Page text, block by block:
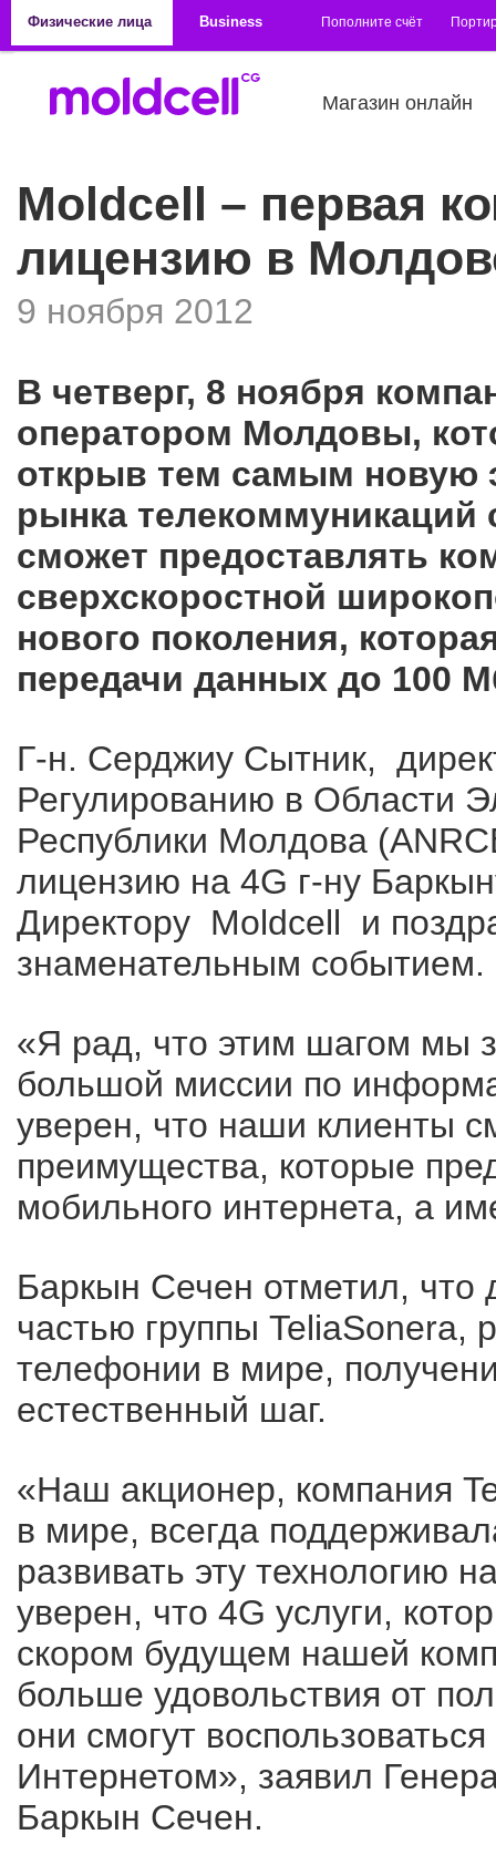
Физические лица
Business Пополните счёт
Магазин онлайн
Moldcell – первая
лицензию в
9 ноября 2012
В четверг, 8 ноября
оператором Молдовы,
открыв тем самым новую
рынка телекоммуникаций
сможет предоставлять
сверхскоростной
нового поколения,
передачи данных до 100
Г-н. Серджиу Сытник,
Регулированию в Области
Республики Молдова
лицензию на 4G г-ну
Директору Moldcell и
знаменательным событием.
«Я рад, что этим шагом мы
большой миссии по
уверен, что наши клиенты
преимущества, которые
мобильного интернета, а
Баркын Сечен отметил, что
частью группы TeliaSonera,
телефонии в мире,
естественный шаг.
«Наш акционер, компания
в мире, всегда
развивать эту технологию
уверен, что 4G услуги,
скором будущем нашей
больше удовольствия от
они смогут
Интернетом», заявил
Баркын Сечен.